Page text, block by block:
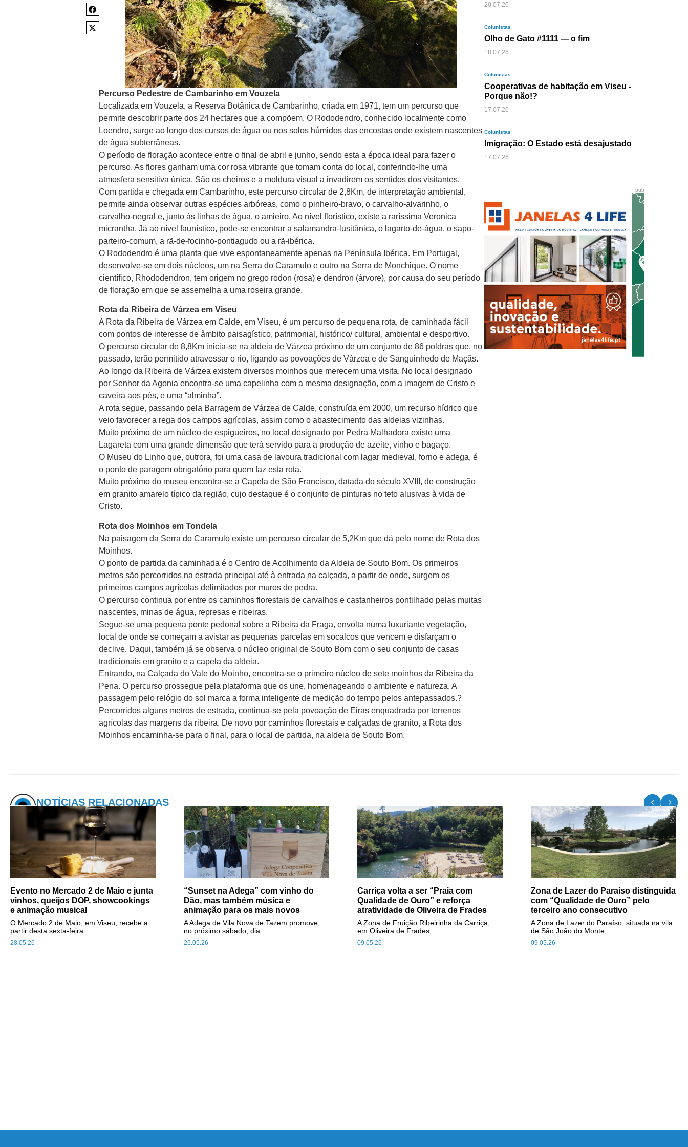
Percurso Pedestre de Cambarinho em Vouzela
Localizada em Vouzela, a Reserva Botânica de Cambarinho, criada em 1971, tem um percurso que
permite descobrir parte dos 24 hectares que a compõem. O Rododendro, conhecido localmente como
Loendro, surge ao longo dos cursos de água ou nos solos húmidos das encostas onde existem nascentes
de água subterrâneas.
O período de floração acontece entre o final de abril e junho, sendo esta a época ideal para fazer o
percurso. As flores ganham uma cor rosa vibrante que tomam conta do local, conferindo-lhe uma
atmosfera sensitiva única. São os cheiros e a moldura visual a invadirem os sentidos dos visitantes.
Com partida e chegada em Cambarinho, este percurso circular de 2,8Km, de interpretação ambiental,
permite ainda observar outras espécies arbóreas, como o pinheiro-bravo, o carvalho-alvarinho, o
carvalho-negral e, junto às linhas de água, o amieiro. Ao nível florístico, existe a raríssima Veronica
micrantha. Já ao nível faunístico, pode-se encontrar a salamandra-lusitânica, o lagarto-de-água, o sapo-
parteiro-comum, a rã-de-focinho-pontiagudo ou a rã-ibérica.
O Rododendro é uma planta que vive espontaneamente apenas na Península Ibérica. Em Portugal,
desenvolve-se em dois núcleos, um na Serra do Caramulo e outro na Serra de Monchique. O nome
científico, Rhododendron, tem origem no grego rodon (rosa) e dendron (árvore), por causa do seu período
de floração em que se assemelha a uma roseira grande.
Rota da Ribeira de Várzea em Viseu
A Rota da Ribeira de Várzea em Calde, em Viseu, é um percurso de pequena rota, de caminhada fácil
com pontos de interesse de âmbito paisagístico, patrimonial, histórico/ cultural, ambiental e desportivo.
O percurso circular de 8,8Km inicia-se na aldeia de Várzea próximo de um conjunto de 86 poldras que, no
passado, terão permitido atravessar o rio, ligando as povoações de Várzea e de Sanguinhedo de Maçãs.
Ao longo da Ribeira de Várzea existem diversos moinhos que merecem uma visita. No local designado
por Senhor da Agonia encontra-se uma capelinha com a mesma designação, com a imagem de Cristo e
caveira aos pés, e uma “alminha”.
A rota segue, passando pela Barragem de Várzea de Calde, construída em 2000, um recurso hídrico que
veio favorecer a rega dos campos agrícolas, assim como o abastecimento das aldeias vizinhas.
Muito próximo de um núcleo de espigueiros, no local designado por Pedra Malhadora existe uma
Lagareta com uma grande dimensão que terá servido para a produção de azeite, vinho e bagaço.
O Museu do Linho que, outrora, foi uma casa de lavoura tradicional com lagar medieval, forno e adega, é
o ponto de paragem obrigatório para quem faz esta rota.
Muito próximo do museu encontra-se a Capela de São Francisco, datada do século XVIII, de construção
em granito amarelo típico da região, cujo destaque é o conjunto de pinturas no teto alusivas à vida de
Cristo.
Rota dos Moinhos em Tondela
Na paisagem da Serra do Caramulo existe um percurso circular de 5,2Km que dá pelo nome de Rota dos
Moinhos.
O ponto de partida da caminhada é o Centro de Acolhimento da Aldeia de Souto Bom. Os primeiros
metros são percorridos na estrada principal até à entrada na calçada, a partir de onde, surgem os
primeiros campos agrícolas delimitados por muros de pedra.
O percurso continua por entre os caminhos florestais de carvalhos e castanheiros pontilhado pelas muitas
nascentes, minas de água, represas e ribeiras.
Segue-se uma pequena ponte pedonal sobre a Ribeira da Fraga, envolta numa luxuriante vegetação,
local de onde se começam a avistar as pequenas parcelas em socalcos que vencem e disfarçam o
declive. Daqui, também já se observa o núcleo original de Souto Bom com o seu conjunto de casas
tradicionais em granito e a capela da aldeia.
Entrando, na Calçada do Vale do Moinho, encontra-se o primeiro núcleo de sete moinhos da Ribeira da
Pena. O percurso prossegue pela plataforma que os une, homenageando o ambiente e natureza. A
passagem pelo relógio do sol marca a forma inteligente de medição do tempo pelos antepassados.?
Percorridos alguns metros de estrada, continua-se pela povoação de Eiras enquadrada por terrenos
agrícolas das margens da ribeira. De novo por caminhos florestais e calçadas de granito, a Rota dos
Moinhos encaminha-se para o final, para o local de partida, na aldeia de Souto Bom.
20.07.26
Colunistas
Olho de Gato #1111 — o fim
18.07.26
Colunistas
Cooperativas de habitação em Viseu -
Porque não!?
17.07.26
Colunistas
Imigração: O Estado está desajustado
17.07.26
pub
NOTÍCIAS RELACIONADAS
Evento no Mercado 2 de Maio e junta
vinhos, queijos DOP, showcookings
e animação musical
28.05.26
O Mercado 2 de Maio, em Viseu, recebe a
partir desta sexta-feira...
“Sunset na Adega” com vinho do
Dão, mas também música e
animação para os mais novos
26.05.26
A Adega de Vila Nova de Tazem promove,
no próximo sábado, dia...
Carriça volta a ser “Praia com
Qualidade de Ouro” e reforça
atratividade de Oliveira de Frades
09.05.26
A Zona de Fruição Ribeirinha da Carriça,
em Oliveira de Frades,...
Zona de Lazer do Paraíso distinguida
com “Qualidade de Ouro” pelo
terceiro ano consecutivo
09.05.26
A Zona de Lazer do Paraíso, situada na vila
de São João do Monte,...